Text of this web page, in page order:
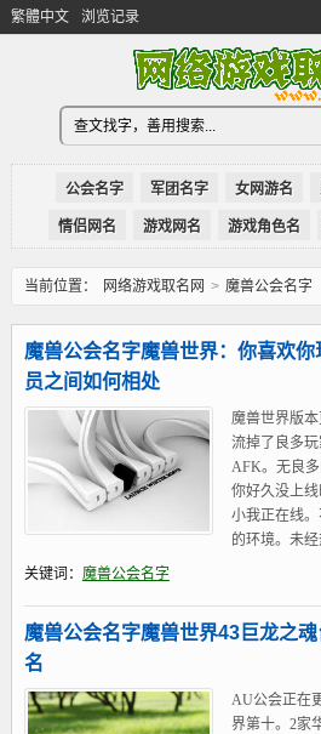
繁體中文 浏览记录
公会名字 军团名字 女网游名
情侣网名 游戏网名 游戏角色名
当前位置： 网络游戏取名网 > 魔兽公会名字
魔兽公会名字魔兽世界：你喜欢
员之间如何相处
魔兽世界版本
流掉了良多
AFK。无良
你好久没上
小我正在线
的环境。未
关键词： 魔兽公会名字
魔兽公会名字魔兽世界43巨龙之
名
AU公会正在
界第十。2家